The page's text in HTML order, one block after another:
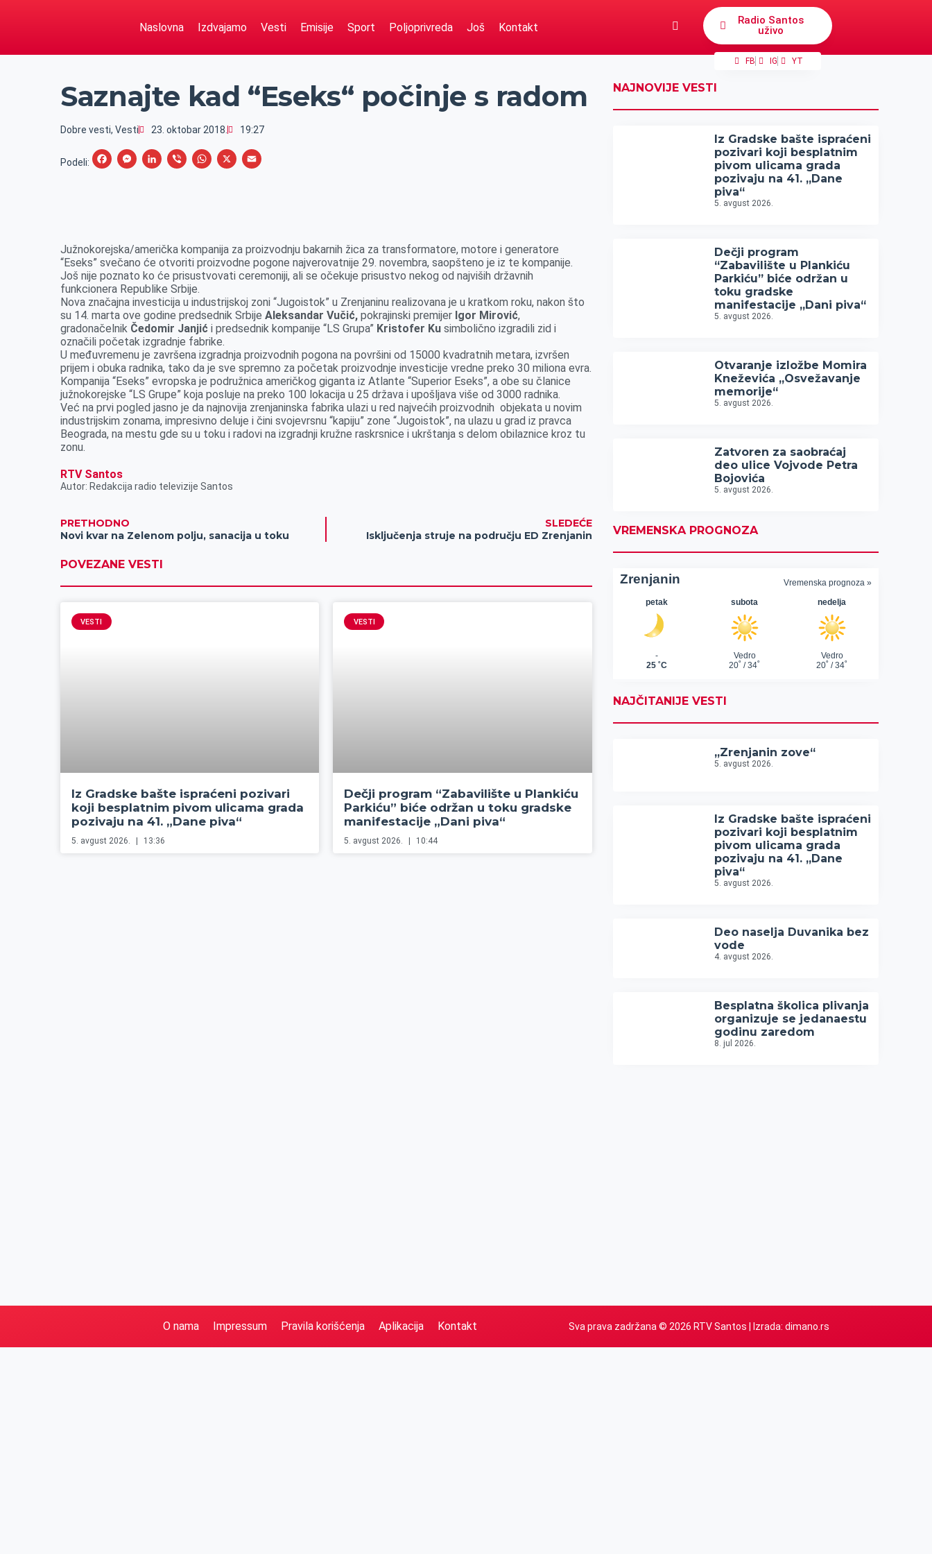
Naslovna Izdvajamo Vesti Emisije Sport Poljoprivreda Još Kontakt
Radio Santos
uživo
FB IG YT
Saznajte kad “Eseks“ počinje s radom
Dobre vesti,Vesti 23. oktobar 2018. 19:27
Podeli:
F
o
o
k
M
n
g
e
r
L
d
I
n
V
W
A
p
X
Južnokorejska/američka kompanija za proizvodnju bakarnih žica za transformatore, motore i generatore
“Eseks” svečano će otvoriti proizvodne pogone najverovatnije 29. novembra, saopšteno je iz te kompanije.
Još nije poznato ko će prisustvovati ceremoniji, ali se očekuje prisustvo nekog od najviših državnih
funkcionera Republike Srbije.
Nova značajna investicija u industrijskoj zoni “Jugoistok” u Zrenjaninu realizovana je u kratkom roku, nakon što
su 14. marta ove godine predsednik SrbijeAleksandar Vučić, pokrajinski premijer Igor Mirović,
gradonačelnik Čedomir Janjić i predsednik kompanije “LS Grupa” Kristofer Ku simbolično izgradili zid i
označili početak izgradnje fabrike.
U međuvremenu je završena izgradnja proizvodnih pogona na površini od 15000 kvadratnih metara, izvršen
prijem i obuka radnika, tako da je sve spremno za početak proizvodnje investicije vredne preko 30 miliona evra.
Kompanija “Eseks” evropska je podružnica američkog giganta iz Atlante “Superior Eseks”, a obe su članice
južnokorejske “LS Grupe” koja posluje na preko 100 lokacija u 25 država i upošljava više od 3000 radnika.
Već na prvi pogled jasno je da najnovija zrenjaninska fabrika ulazi u red najvećih proizvodnih objekata u novim
industrijskim zonama, impresivno deluje i čini svojevrsnu “kapiju” zone “Jugoistok”, na ulazu u grad iz pravca
Beograda, na mestu gde su u toku i radovi na izgradnji kružne raskrsnice i ukrštanja s delom obilaznice kroz tu
zonu.
RTV Santos
Autor: Redakcija radio televizije Santos
PRETHODNO
Novi kvar na Zelenom polju, sanacija u toku
SLEDEĆE
Isključenja struje na području ED Zrenjanin
POVEZANE VESTI
VESTI
Iz Gradske bašte ispraćeni pozivari
koji besplatnim pivom ulicama grada
pozivaju na 41. „Dane piva“
5. avgust 2026. 13:36
VESTI
Dečji program “Zabavilište u Plankiću
Parkiću” biće održan u toku gradske
manifestacije „Dani piva“
5. avgust 2026. 10:44
NAJNOVIJE VESTI
Iz Gradske bašte ispraćeni
pozivari koji besplatnim
pivom ulicama grada
pozivaju na 41. „Dane
piva“
5. avgust 2026.
Dečji program
“Zabavilište u Plankiću
Parkiću” biće održan u
toku gradske
manifestacije „Dani piva“
5. avgust 2026.
Otvaranje izložbe Momira
Kneževića „Osvežavanje
memorije“
5. avgust 2026.
Zatvoren za saobraćaj
deo ulice Vojvode Petra
Bojovića
5. avgust 2026.
VREMENSKA PROGNOZA
NAJČITANIJE VESTI
„Zrenjanin zove“
5. avgust 2026.
Iz Gradske bašte ispraćeni
pozivari koji besplatnim
pivom ulicama grada
pozivaju na 41. „Dane
piva“
5. avgust 2026.
Deo naselja Duvanika bez
vode
4. avgust 2026.
Besplatna školica plivanja
organizuje se jedanaestu
godinu zaredom
8. jul 2026.
O nama Impressum Pravila korišćenja Aplikacija Kontakt Sva prava zadržana © 2026 RTV Santos | Izrada: dimano.rs